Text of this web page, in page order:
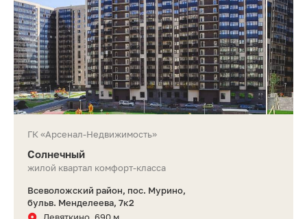
ГК «Арсенал-Недвижимость»
Солнечный
жилой квартал комфорт-класса
Всеволожский район, пос. Мурино,
бульв. Менделеева, 7к2
Девяткино, 690 м